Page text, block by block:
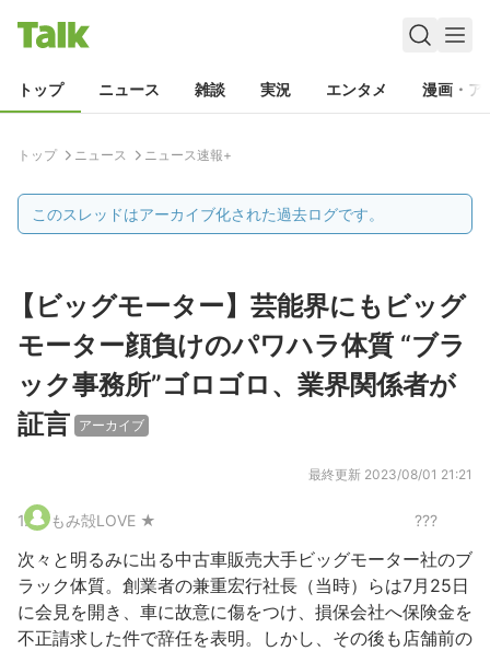
トップ ニュース 雑談 実況 エンタメ 漫画・ア
トップ ニュース ニュース速報+
このスレッドはアーカイブ化された過去ログです。
【ビッグモーター】芸能界にもビッグ
モーター顔負けのパワハラ体質 “ブラ
ック事務所”ゴロゴロ、業界関係者が
証言 アーカイブ
最終更新 2023/08/01 21:21
1. もみ殻LOVE ★ ???
次々と明るみに出る中古車販売大手ビッグモーター社のブ
ラック体質。創業者の兼重宏行社長（当時）らは7月25日
に会見を開き、車に故意に傷をつけ、損保会社へ保険金を
不正請求した件で辞任を表明。しかし、その後も店舗前の